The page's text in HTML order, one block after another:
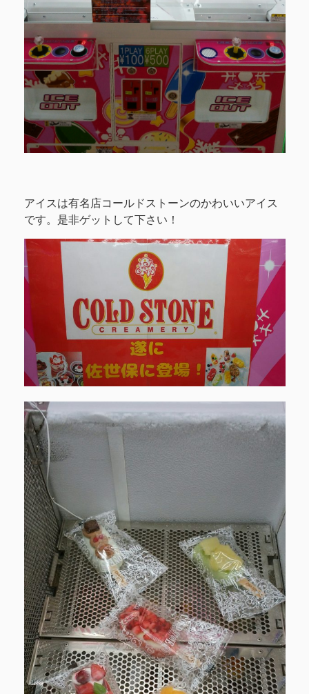
アイスは有名店コールドストーンのかわいいアイス
です。是非ゲットして下さい！